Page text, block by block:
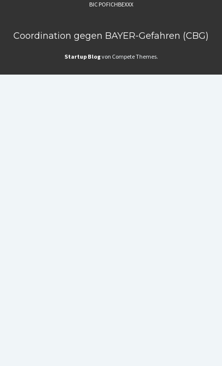
BIC POFICHBEXXX
Coordination gegen BAYER-Gefahren (CBG)
Startup Blogvon Compete Themes.